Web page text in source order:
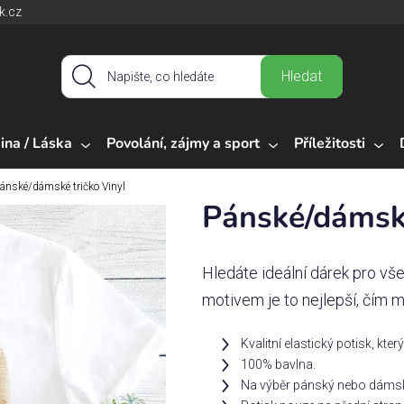
Hledat
/ Láska Povolání, zájmy a sport Příležitosti
dámské tričko Vinyl
Pánské/
Hledáte ideální dárek pro
motivem je to nejlepší, čím
Kvalitní elastický potisk,
100% bavlna.
Na výběr pánský nebo